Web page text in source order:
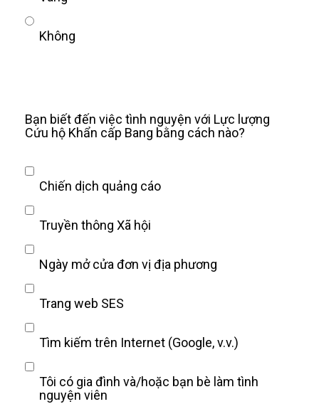
Không
Bạn biết đến việc tình nguyện với Lực lượng
Cứu hộ Khẩn cấp Bang bằng cách nào?
Chiến dịch quảng cáo
Truyền thông Xã hội
Ngày mở cửa đơn vị địa phương
Trang web SES
Tìm kiếm trên Internet (Google, v.v.)
Tôi có gia đình và/hoặc bạn bè làm tình
nguyện viên